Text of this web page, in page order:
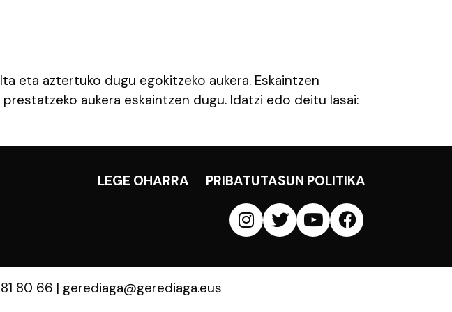
eta aztertuko dugu egokitzeko aukera. Eskaintzen
aukera eskaintzen dugu. Idatzi edo deitu lasai:
LEGE OHARRA PRIBATUTASUN POLITIKA
80 66 | gerediaga@gerediaga.eus